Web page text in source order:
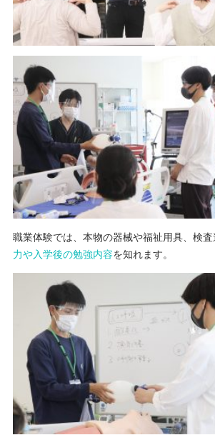
職業体験では、本物の器械や福祉用具、検
力や入学後の勉強内容を知れます。